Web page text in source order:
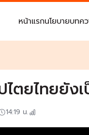
หน้าแรกนโยบายบทค
ไตยไทยยัง
14:19 น.